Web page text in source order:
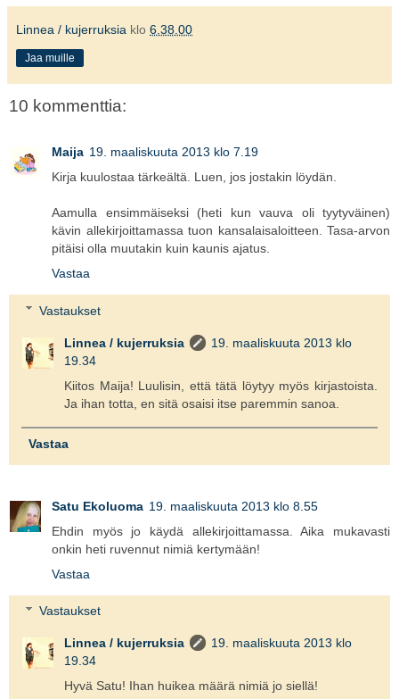
Linnea / kujerruksia klo 6.38.00
Jaa muille
10 kommenttia:
Maija 19. maaliskuuta 2013 klo 7.19
Kirja kuulostaa tärkeältä. Luen, jos jostakin löydän.
Aamulla ensimmäiseksi (heti kun vauva oli tyytyväinen)
kävin allekirjoittamassa tuon kansalaisaloitteen. Tasa-arvon
pitäisi olla muutakin kuin kaunis ajatus.
Vastaa
Vastaukset
Linnea / kujerruksia
19. maaliskuuta 2013 klo
19.34
Kiitos Maija! Luulisin, että tätä löytyy myös kirjastoista.
Ja ihan totta, en sitä osaisi itse paremmin sanoa.
Vastaa
Satu Ekoluoma 19. maaliskuuta 2013 klo 8.55
Ehdin myös jo käydä allekirjoittamassa. Aika mukavasti
onkin heti ruvennut nimiä kertymään!
Vastaa
Vastaukset
Linnea / kujerruksia
19. maaliskuuta 2013 klo
19.34
Hyvä Satu! Ihan huikea määrä nimiä jo siellä!